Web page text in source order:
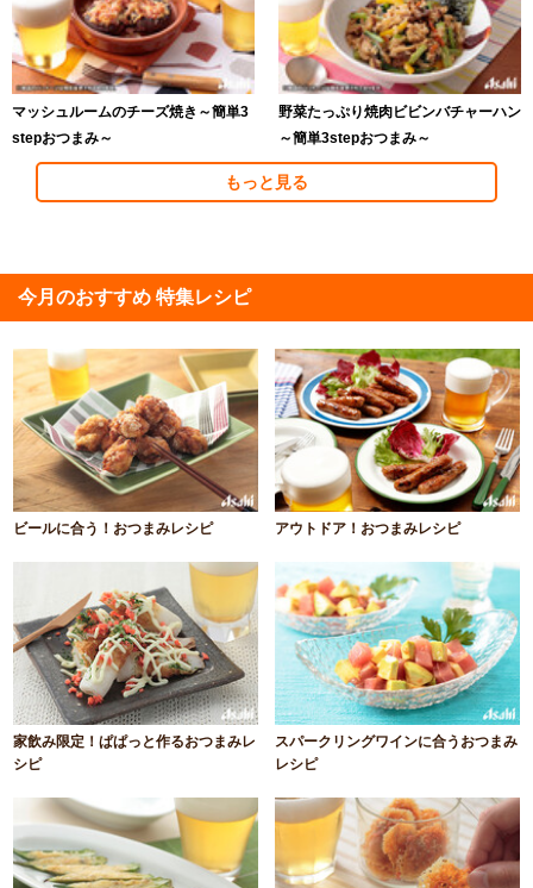
マッシュルームのチーズ焼き～簡単3
stepおつまみ～
野菜たっぷり焼肉ビビンバチャーハン
～簡単3stepおつまみ～
もっと見る
今月のおすすめ 特集レシピ
ビールに合う！おつまみレシピ アウトドア！おつまみレシピ
家飲み限定！ぱぱっと作るおつまみレ
シピ
スパークリングワインに合うおつまみ
レシピ